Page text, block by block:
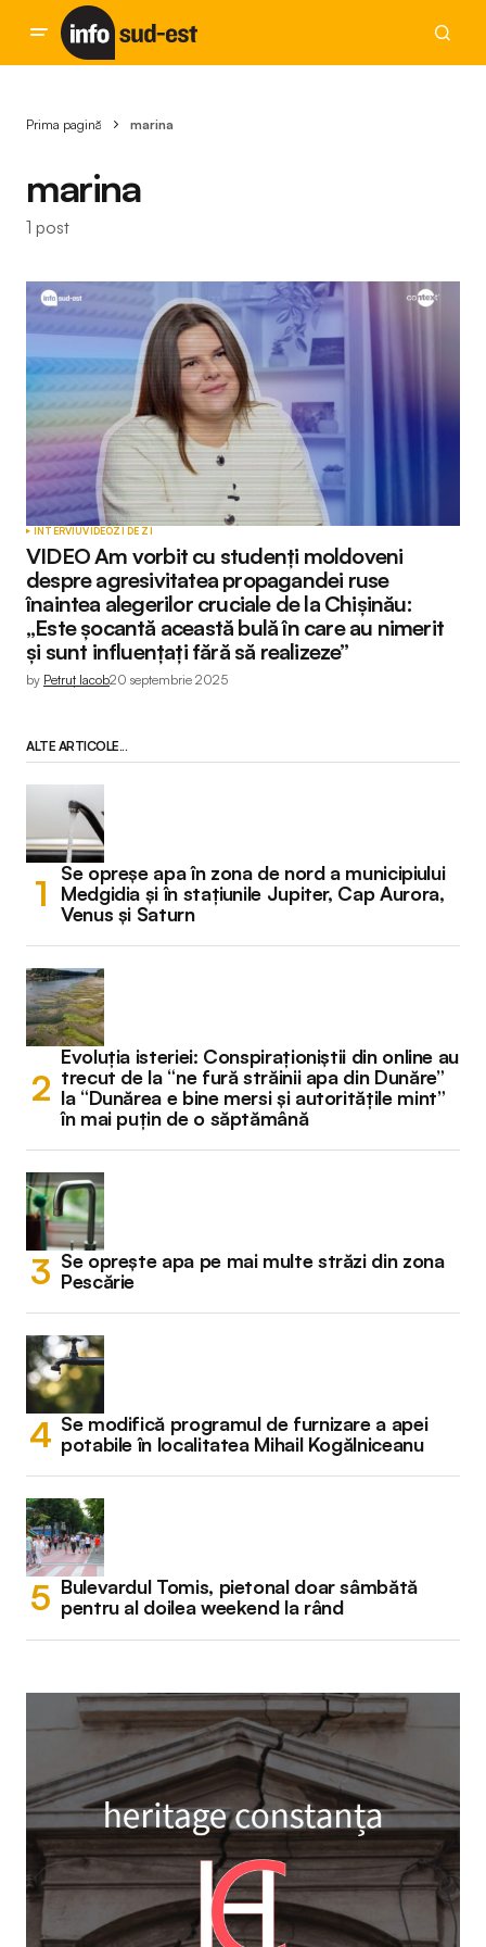
Prima pagină marina
marina
1 post
INTERVIUVIDEOZI DE ZI
VIDEO Am vorbit cu studenți moldoveni
despre agresivitatea propagandei ruse
înaintea alegerilor cruciale de la Chișinău:
„Este șocantă această bulă în care au nimerit
și sunt influențați fără să realizeze”
by Petruț Iacob20 septembrie 2025
ALTE ARTICOLE...
Se opreșe apa în zona de nord a municipiului
Medgidia și în stațiunile Jupiter, Cap Aurora,
Venus și Saturn
Evoluția isteriei: Conspiraționiștii din online au
trecut de la “ne fură străinii apa din Dunăre”
la “Dunărea e bine mersi și autoritățile mint”
în mai puțin de o săptămână
Se oprește apa pe mai multe străzi din zona
Pescărie
Se modifică programul de furnizare a apei
potabile în localitatea Mihail Kogălniceanu
Bulevardul Tomis, pietonal doar sâmbătă
pentru al doilea weekend la rând